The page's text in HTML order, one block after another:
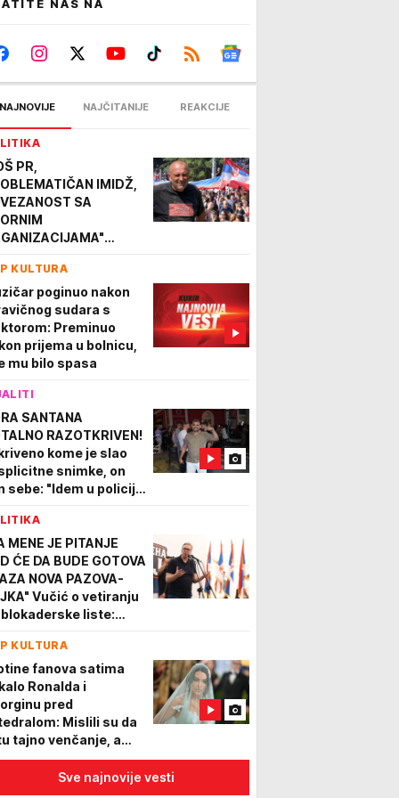
NAS NA
NAJNOVIJE NAJČITANIJE REAKCIJE
PR,
IMIDŽ,
SA
o Zlatku
Zameraju
vezu sa
KULTURA
poginuo nakon
sudara s
Preminuo
prijema u bolnicu,
mu bilo spasa
SANTANA
RAZOTKRIVEN!
kome je slao
snimke, on
sebe: "Idem u policiju
MENE JE PITANJE
ĆE DA BUDE GOTOVA
NOVA PAZOVA-
Vučić o vetiranju
liste:
toliko
KULTURA
fanova satima
Ronalda i
pred
Mislili su da
tajno venčanje, a
se oglasila i crkva,
je haosSve najnovije vesti